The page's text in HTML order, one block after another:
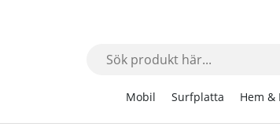
Mobil Surfplatta Hem &